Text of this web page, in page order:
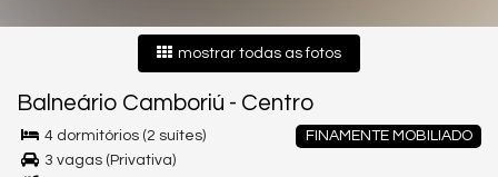
mostrar todas as fotos
Balneário Camboriú - Centro
FINAMENTE MOBILIADO
4 dormitórios (2 suítes)
3 vagas (Privativa)